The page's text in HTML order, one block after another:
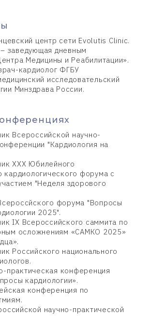
центр сети Evolutis Clinic.
– заведующая дневным
Медицины и Реабилитации».
кардиолог ФГБУ
исследовательский
Минздрава России.
Всероссийской научно-
"Кардиология на
XXX Юбилейного
кардиологического форума с
"Неделя здорового
форума "Вопросы
2025".
IX Всероссийского саммита по
осложнениям «САМКО 2025»
Российского национального
практическая конференция
кардиологии».
конференция по
научно-практической